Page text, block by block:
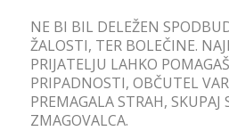
NE BI BIL DELEŽEN
ŽALOSTI, TER BOLEČINE.
PRIJATELJU LAHKO
PRIPADNOSTI, OBČUTEL
PREMAGALA STRAH, SKUPAJ
ZMAGOVALCA.